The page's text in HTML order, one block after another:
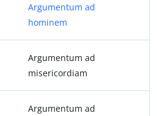
Argumentum ad
hominem
Argumentum ad
misericordiam
Argumentum ad